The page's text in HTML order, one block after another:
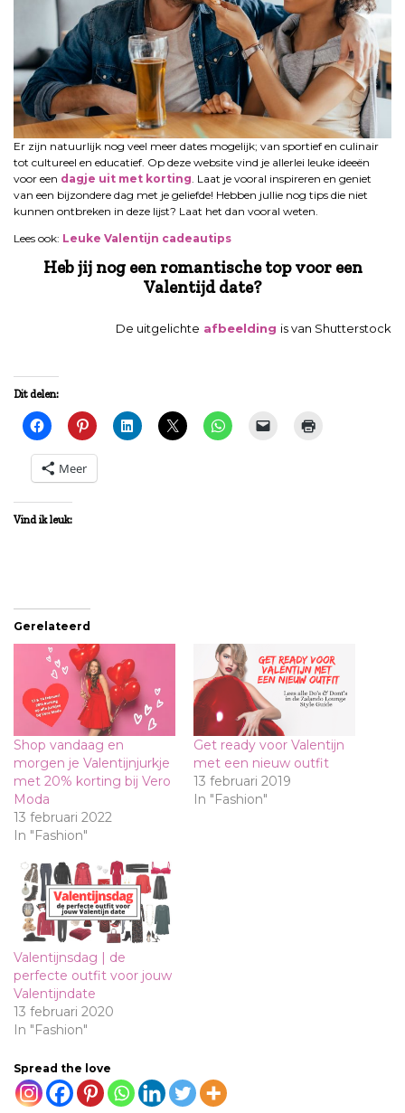
Er zijn natuurlijk nog veel meer dates mogelijk; van sportief en culinair
tot cultureel en educatief. Op deze website vind je allerlei leuke ideeën
voor een dagje uit met korting. Laat je vooral inspireren en geniet
van een bijzondere dag met je geliefde! Hebben jullie nog tips die niet
kunnen ontbreken in deze lijst? Laat het dan vooral weten.
Lees ook: Leuke Valentijn cadeautips
Heb jij nog een romantische top voor een
Valentijd date?
De uitgelichte afbeelding is van Shutterstock
Dit delen:
Meer
Vind ik leuk:
Gerelateerd
Shop vandaag en
morgen je Valentijnjurkje
met 20% korting bij Vero
Moda
13 februari 2022
In "Fashion"
Get ready voor Valentijn
met een nieuw outfit
13 februari 2019
In "Fashion"
Valentijnsdag | de
perfecte outfit voor jouw
Valentijndate
13 februari 2020
In "Fashion"
Spread the love